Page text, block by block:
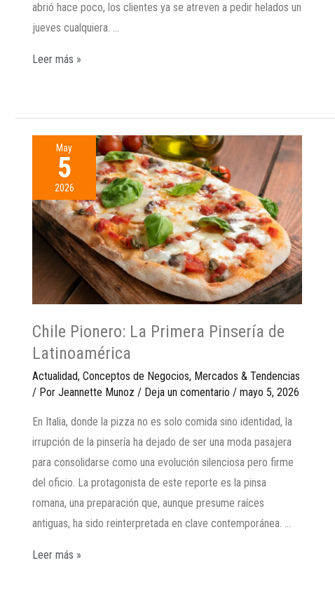
abrió hace poco, los clientes ya se atreven a pedir helados un
jueves cualquiera. …
Leer más »
May
5
2026
Chile Pionero: La Primera Pinsería de
Latinoamérica
Actualidad, Conceptos de Negocios, Mercados & Tendencias
/ Por Jeannette Munoz / Deja un comentario / mayo 5, 2026
En Italia, donde la pizza no es solo comida sino identidad, la
irrupción de la pinsería ha dejado de ser una moda pasajera
para consolidarse como una evolución silenciosa pero firme
del oficio. La protagonista de este reporte es la pinsa
romana, una preparación que, aunque presume raíces
antiguas, ha sido reinterpretada en clave contemporánea. …
Leer más »